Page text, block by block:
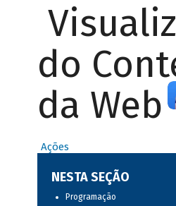
do
da Web
Ações
NESTA SEÇÃO
Programação